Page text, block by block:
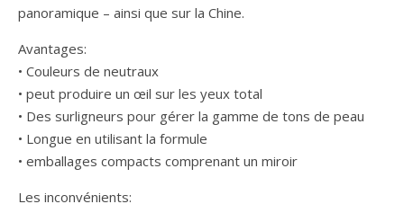
panoramique – ainsi que sur la Chine.
Avantages:
• Couleurs de neutraux
• peut produire un œil sur les yeux total
• Des surligneurs pour gérer la gamme de tons de peau
• Longue en utilisant la formule
• emballages compacts comprenant un miroir
Les inconvénients: